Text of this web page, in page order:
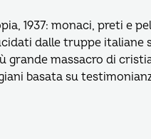
1937: monaci, preti e
dalle truppe italiane
grande massacro di
basata su